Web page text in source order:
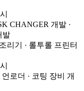
CHANGER 개발 ·
발
리기 · 롤투롤 프린터
로더 · 코팅 장비 개